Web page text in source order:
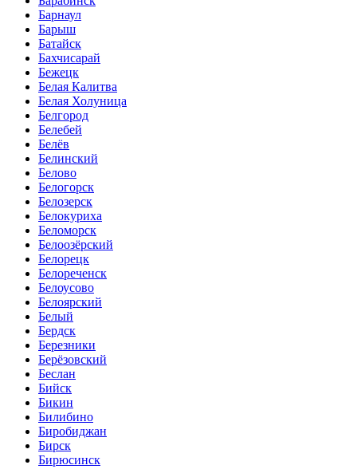
Барнаул
Барыш
Батайск
Бахчисарай
Бежецк
Белая Калитва
Белая Холуница
Белгород
Белебей
Белёв
Белинский
Белово
Белогорск
Белозерск
Белокуриха
Беломорск
Белоозёрский
Белорецк
Белореченск
Белоусово
Белоярский
Белый
Бердск
Березники
Берёзовский
Беслан
Бийск
Бикин
Билибино
Биробиджан
Бирск
Бирюсинск